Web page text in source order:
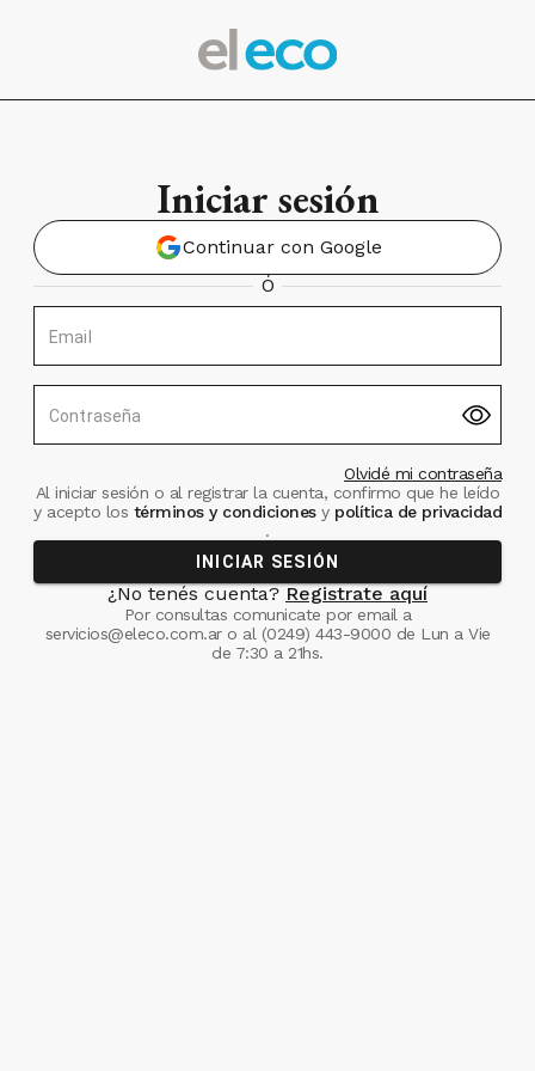
Iniciar sesión
Continuar con Google
Ó
Email
Contraseña
Olvidé mi contraseña
Al iniciar sesión o al registrar la cuenta, confirmo que he leído
y acepto los términos y condiciones ypolítica de privacidad
.
INICIAR SESIÓN
¿No tenés cuenta? Registrate aquí
Por consultas comunicate por email a
servicios@eleco.com.aro al (0249) 443-9000 de Lun a Vie
de 7:30 a 21hs.